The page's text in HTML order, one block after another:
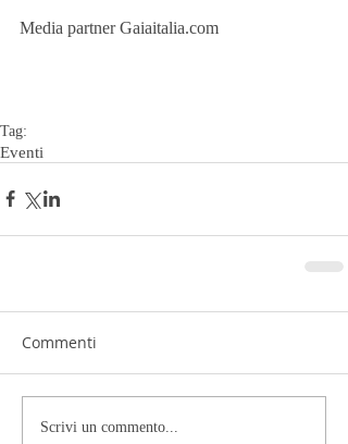
Media partner Gaiaitalia.com
Tag:
Eventi
Commenti
Scrivi un commento...